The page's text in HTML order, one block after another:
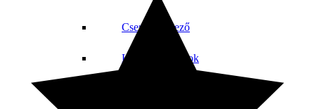
Csere látómező
Hegesztő sisakok